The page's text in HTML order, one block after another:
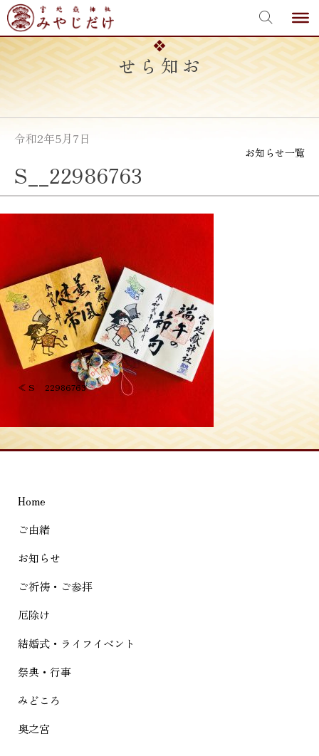
Skip
to
content
お知らせ
令和2年5月7日
お知らせ一覧
S__22986763
投
ナ
ビ
ー
シ
ョ
ン
≪ S__22986763
Home
ご由緒
お知らせ
ご祈祷・ご参拝
厄除け
結婚式・ライフイベント
祭典・行事
みどころ
奥之宮